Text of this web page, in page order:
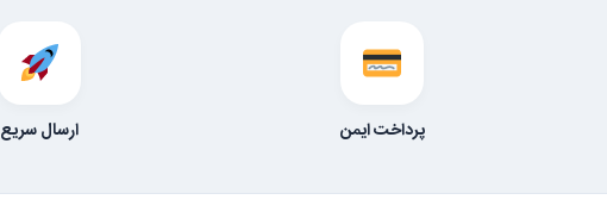
پرداخت ایمن ارسال سریع